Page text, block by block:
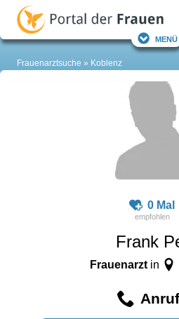
Menü
Frauenarztsuche Koblenz
0 Mal
Frank
Frauenarzt in